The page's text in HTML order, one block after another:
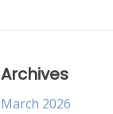
Archives
March 2026